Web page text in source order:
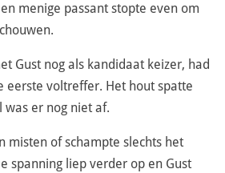
menige passant stopte even om
Gust nog als kandidaat keizer, had
eerste voltreffer. Het hout spatte
was er nog niet af.
misten of schampte slechts het
spanning liep verder op en Gust